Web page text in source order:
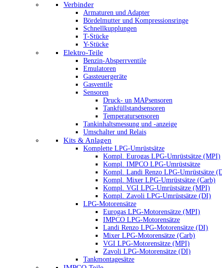
Verbinder
Armaturen und Adapter
Bördelmutter und Kompressionsringe
Schnellkupplungen
T-Stücke
Y-Stücke
Elektro-Teile
Benzin-Absperrventile
Emulatoren
Gassteuergeräte
Gasventile
Sensoren
Druck- un MAPsensoren
Tankfüllstandsensoren
Temperatursensoren
Tankinhaltsmessung und -anzeige
Umschalter und Relais
Kits & Anlagen
Komplette LPG-Umrüstsätze
Kompl. Eurogas LPG-Umrüstsätze (MPI)
Kompl. IMPCO LPG-Umrüstsätze
Kompl. Landi Renzo LPG-Umrüstsätze
Kompl. Mixer LPG-Umrüstsätze (Carb)
Kompl. VGI LPG-Umrüstsätze (MPI)
Kompl. Zavoli LPG-Umrüstsätze (DI)
LPG-Motorensätze
Eurogas LPG-Motorensätze (MPI)
IMPCO LPG-Motorensätze
Landi Renzo LPG-Motorensätze (DI)
Mixer LPG-Motorensätze (Carb)
VGI LPG-Motorensätze (MPI)
Zavoli LPG-Motorensätze (DI)
Tankmontagesätze